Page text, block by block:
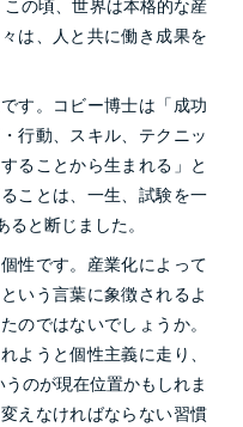
この頃、世界は本格的な産
は、人と共に働き成果を
す。コビー博士は「成功
行動、スキル、テクニッ
ることから生まれる」と
ことは、一生、試験を一
と断じました。
性です。産業化によって
いう言葉に象徴されるよ
のではないでしょうか。
ようと個性主義に走り、
のが現在位置かもしれま
えなければならない習慣